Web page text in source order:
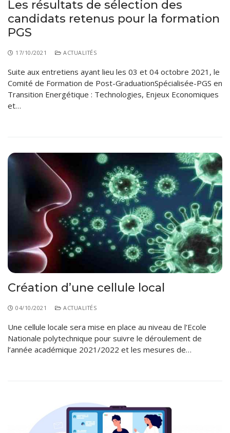
Les résultats de sélection des
candidats retenus pour la formation
PGS
17/10/2021 ACTUALITÉS
Suite aux entretiens ayant lieu les 03 et 04 octobre 2021, le
Comité de Formation de Post-GraduationSpécialisée-PGS en
Transition Energétique : Technologies, Enjeux Economiques
et…
Création d’une cellule local
04/10/2021 ACTUALITÉS
Une cellule locale sera mise en place au niveau de l’Ecole
Nationale polytechnique pour suivre le déroulement de
l’année académique 2021/2022 et les mesures de…